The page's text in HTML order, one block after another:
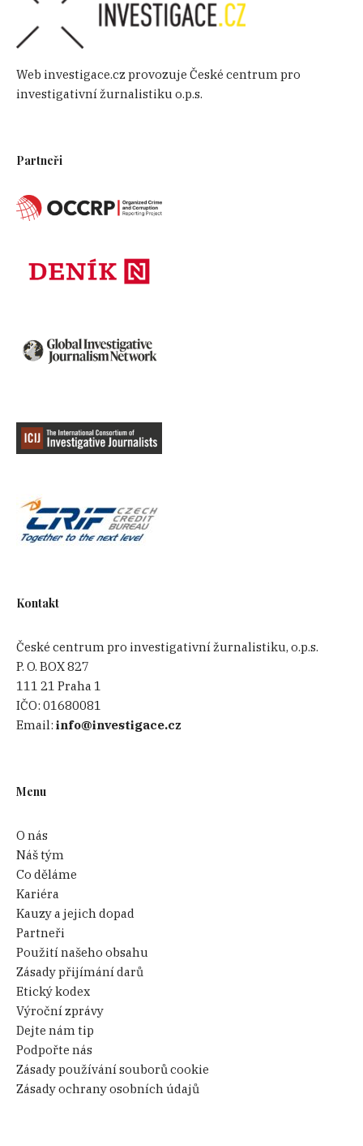
Web investigace.cz provozuje České centrum pro
investigativní žurnalistiku o.p.s.
Partneři
Kontakt
České centrum pro investigativní žurnalistiku, o.p.s.
P. O. BOX 827
111 21 Praha 1
IČO:01680081
Email:info@investigace.cz
Menu
O nás
Náš tým
Co děláme
Kariéra
Kauzy a jejich dopad
Partneři
Použití našeho obsahu
Zásady přijímání darů
Etický kodex
Výroční zprávy
Dejte nám tip
Podpořte nás
Zásady používání souborů cookie
Zásady ochrany osobních údajů